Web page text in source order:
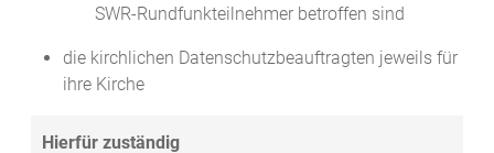
SWR-Rundfunkteilnehmer betroffen sind
die kirchlichen Datenschutzbeauftragten jeweils für
ihre Kirche